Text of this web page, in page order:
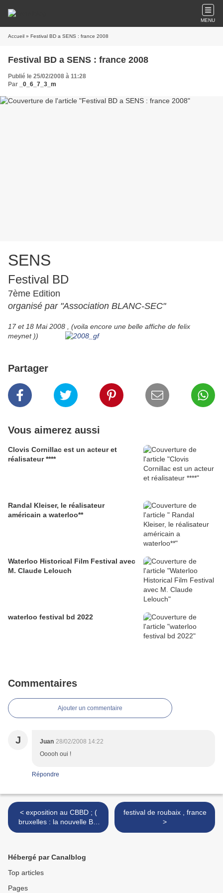
MENU
Accueil » Festival BD a SENS : france 2008
Festival BD a SENS : france 2008
Publié le 25/02/2008 à 11:28
Par
_0_6_7_3_m
SENS
Festival BD
7ème Edition
organisé par "Association BLANC-SEC"
17 et 18 Mai 2008 , (voila encore une belle affiche de felix
meynet ))
Partager
Vous aimerez aussi
Clovis Cornillac est un acteur et
réalisateur ****
Randal Kleiser, le réalisateur
américain a waterloo**
Waterloo Historical Film Festival avec
M. Claude Lelouch
waterloo festival bd 2022
Commentaires
Ajouter un commentaire
J Juan 28/02/2008 14:22
Ooooh oui !
Répondre
< exposition au CBBD ; (
bruxelles : la nouvelle BD
pour enfants
festival de roubaix , france
>
Hébergé par Canalblog
Top articles
Pages